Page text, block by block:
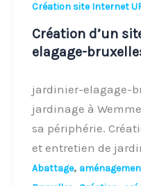
Création site Internet
Création d’un
elagage-
jardinier-elagage-
jardinage à
sa périphérie.
et entretien de
Abattage,